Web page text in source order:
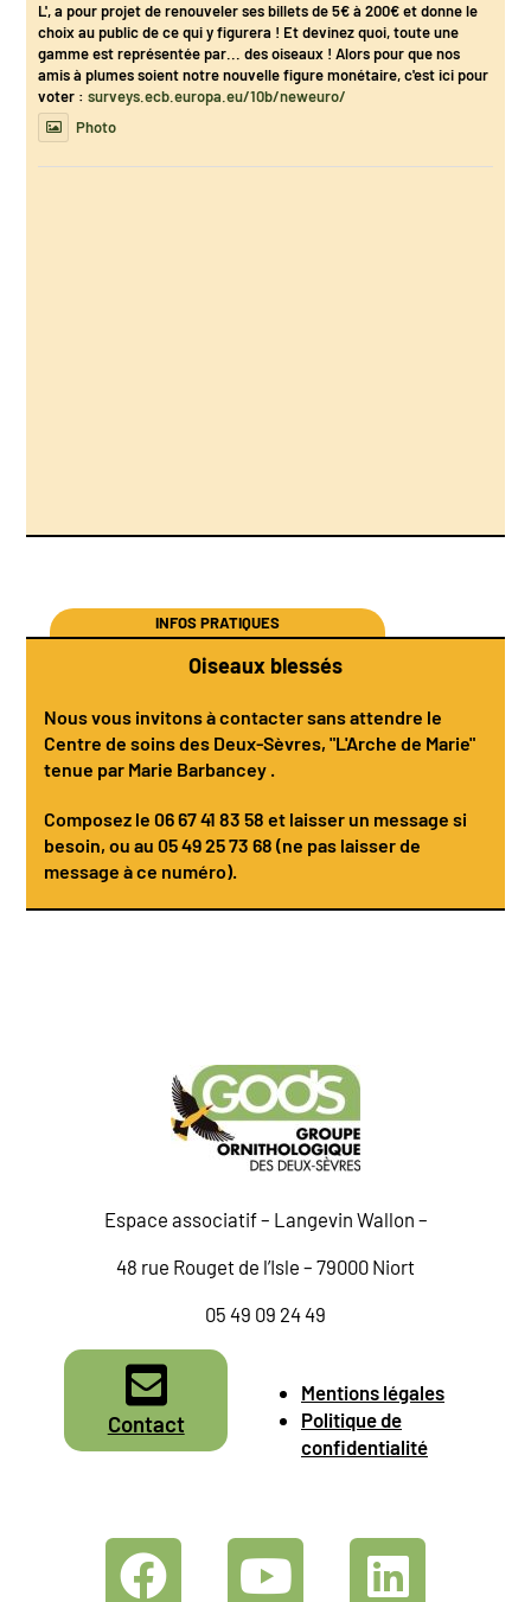
L', a pour projet de renouveler ses billets de 5€ à 200€ et donne le
choix au public de ce qui y figurera ! Et devinez quoi, toute une
gamme est représentée par... des oiseaux ! Alors pour que nos
amis à plumes soient notre nouvelle figure monétaire, c'est ici pour
voter :surveys.ecb.europa.eu/10b/neweuro/
Photo
INFOS PRATIQUES
Oiseaux blessés
Nous vous invitons à contacter sans attendre le
Centre de soins des Deux-Sèvres, "L'Arche de Marie"
tenue par Marie Barbancey .
Composez le06 67 41 83 58 et laisser un message si
besoin, ou au 05 49 25 73 68 (ne pas laisser de
message à ce numéro).
Espace associatif – Langevin Wallon –
48 rue Rouget de l’Isle – 79000 Niort
05 49 09 24 49
Contact
Mentions légales
Politique de
confidentialité